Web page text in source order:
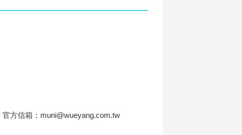
方信箱：muni@wueyang.com.tw